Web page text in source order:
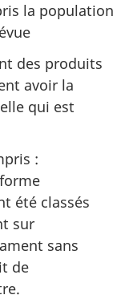
la population
des produits
avoir la
qui est
:
été classés
sur
sans
de